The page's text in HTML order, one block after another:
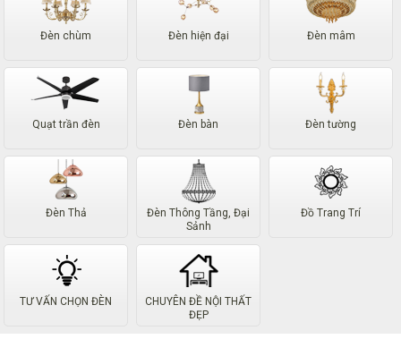
Đèn chùm Đèn hiện đại Đèn mâm
Quạt trần đèn Đèn bàn Đèn tường
Đèn Thả
Đèn Thông Tầng, Đại
Sảnh
Đồ Trang Trí
TƯ VẤN CHỌN ĐÈN
CHUYÊN ĐỀ NỘI THẤT
ĐẸP